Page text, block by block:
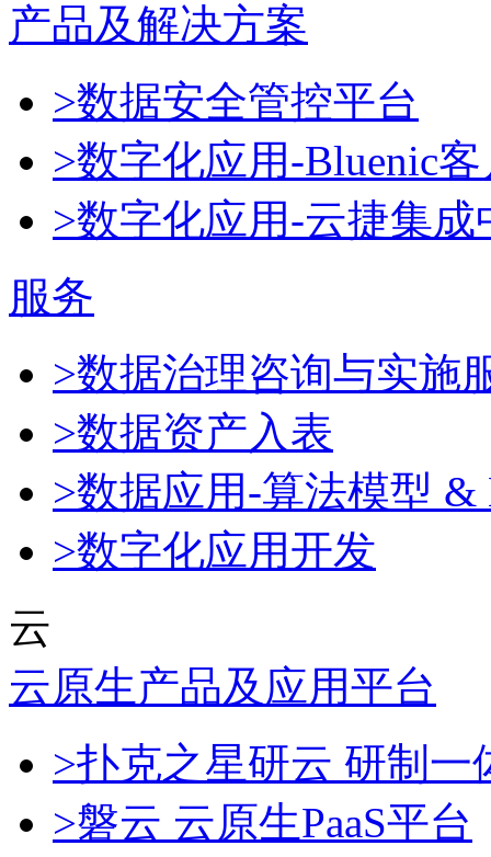
产品及解决方案
>数据安全管控平台
>数字化应用-Bluenic
>数字化应用-云捷集成
服务
>数据治理咨询与实施
>数据资产入表
>数据应用-算法模型 &
>数字化应用开发
云
云原生产品及应用平台
>扑克之星研云 研制
>磐云 云原生PaaS平台